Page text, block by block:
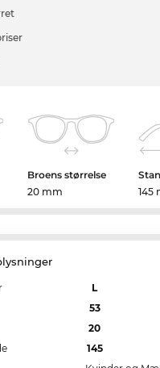
Broens størrelse
20 mm
145
L
53
20
145